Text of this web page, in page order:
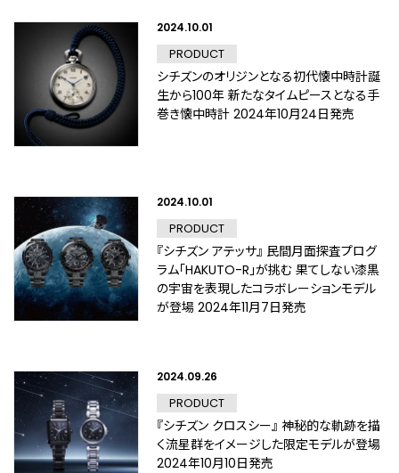
2024.10.01
PRODUCT
シチズンのオリジンとなる初代懐中時計誕
生から100年 新たなタイムピースとなる手
巻き懐中時計 2024年10月24日発売
2024.10.01
PRODUCT
『シチズン アテッサ』 民間月面探査プログ
ラム「HAKUTO-R」が挑む 果てしない漆黒
の宇宙を表現したコラボレーションモデル
が登場 2024年11月7日発売
2024.09.26
PRODUCT
『シチズン クロスシー』 神秘的な軌跡を描
く流星群をイメージした限定モデルが登場
2024年10月10日発売